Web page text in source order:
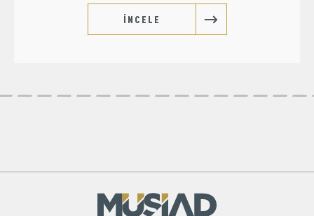
İNCELE